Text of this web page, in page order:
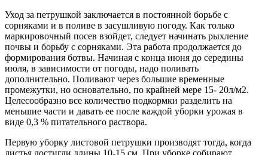
Уход за петрушкой заклю­чается в постоянной борьбе с
сорняками и в поливе в засушливую погоду. Как только
маркировочный посев взойдет, следует начинать рыхле­ние
почвы и борьбу с сорняками. Эта работа продолжается до
форми­рования ботвы. Начиная с конца июня до середины
июля, в зависи­мости от погоды, надо поливать
дополнительно. Поливают через большие временные
промежутки, но основательно, по крайней мере 15- 20л/м2.
Целесообразно все коли­чество подкормки разделить на
меньшие части и давать ее после каждой уборки урожая в
виде 0,3 % питательного раствора.
Первую уборку листовой петрушки производят тогда, когда
листья достигли длины 10-15 см. При уборке собирают